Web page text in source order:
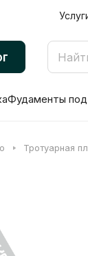
Фудаменты
Тротуарная